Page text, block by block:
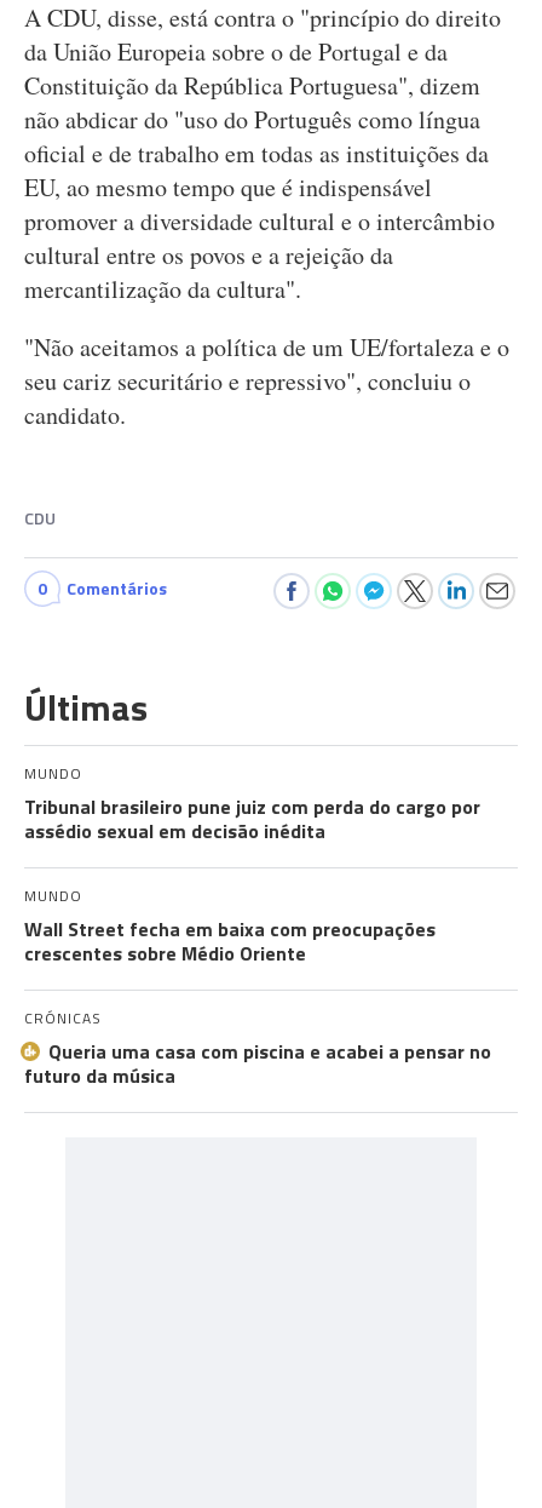
A CDU, disse, está contra o "princípio do direito
da União Europeia sobre o de Portugal e da
Constituição da República Portuguesa", dizem
não abdicar do "uso do Português como língua
oficial e de trabalho em todas as instituições da
EU, ao mesmo tempo que é indispensável
promover a diversidade cultural e o intercâmbio
cultural entre os povos e a rejeição da
mercantilização da cultura".
"Não aceitamos a política de um UE/fortaleza e o
seu cariz securitário e repressivo", concluiu o
candidato.
CDU
0 Comentários
Últimas
MUNDO
Tribunal brasileiro pune juiz com perda do cargo por
assédio sexual em decisão inédita
MUNDO
Wall Street fecha em baixa com preocupações
crescentes sobre Médio Oriente
CRÓNICAS
Queria uma casa com piscina e acabei a pensar no
futuro da música